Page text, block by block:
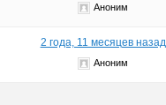
Аноним
2 года, 11 месяцев назад
Аноним